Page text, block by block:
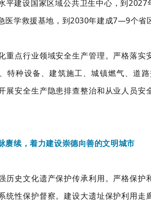
平建设国家区域公共卫生中心，到
医学救援基地，到2030年建成7—9个省
重点行业领域安全生产管理。严格落
特种设备、建筑施工、城镇燃气、道
展安全生产隐患排查整治和从业人员
赓续，着力建设崇德向善的文明城市
历史文化遗产保护传承利用。严格保
统性保护督察。建设大遗址保护利用